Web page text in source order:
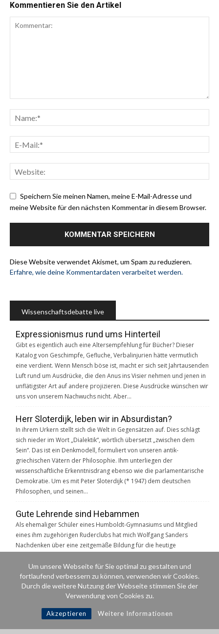
Um unsere Webseite für Sie optimal zu gestalten und
fortlaufend verbessern zu können, verwenden wir Cookies.
Durch die weitere Nutzung der Webseite stimmen Sie der
Verwendung von Cookies zu.
Akzeptieren Weitere Informationen
Kommentieren Sie den Artikel
Speichern Sie meinen Namen, meine E-Mail-Adresse und
meine Website für den nächsten Kommentar in diesem Browser.
Diese Website verwendet Akismet, um Spam zu reduzieren.
Erfahre, wie deine Kommentardaten verarbeitet werden.
Wissenschaftsdebatte live
Expressionismus rund ums Hinterteil
Gibt es eigentlich auch eine Altersempfehlung für Bücher? Dieser
Katalog von Geschimpfe, Gefluche, Verbalinjurien hätte vermutlich
eine verdient. Wenn Mensch böse ist, macht er sich seit Jahrtausenden
Luft rund um Ausdrücke, die den Anus ins Visier nehmen und jenen in
unflätigster Art auf andere projizieren. Diese Ausdrücke wünschen wir
uns von unserem Nachwuchs nicht. Aber…
Herr Sloterdijk, leben wir in Absurdistan?
In ihrem Urkern stellt sich die Welt in Gegensätzen auf. Dies schlägt
sich nieder im Wort „Dialektik“, wörtlich übersetzt „zwischen dem
Sein“. Das ist ein Denkmodell, formuliert von unseren antik-
griechischen Vätern der Philosophie. Ihm unterliegen der
wissenschaftliche Erkenntnisdrang ebenso wie die parlamentarische
Demokratie. Um es mit Peter Sloterdijk (* 1947) dem deutschen
Philosophen, und seinen…
Gute Lehrende sind Hebammen
Als ehemaliger Schüler eines Humboldt-Gymnasiums und Mitglied
eines ihm zugehörigen Ruderclubs hat mich Wolfgang Sanders
Nachdenken über eine zeitgemäße Bildung für die heutige
für den verdienten Professor i. R. der Erziehungswissenschaften ein
pädagogischer Leitgedanke für modernes Unterrichten. Im
humboldtschen humanistischen Geiste soll Bildung zur
Persönlichkeitsbildung und Reife, Kritikfähigkeit…